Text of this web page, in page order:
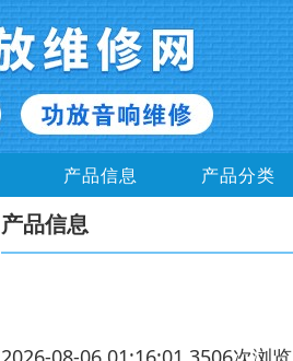
产品信息 产品分类
产品信息